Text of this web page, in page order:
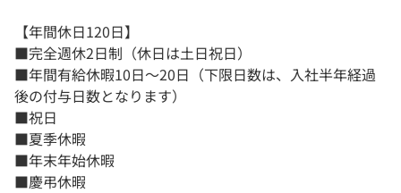
【年間休日120日】
■完全週休2日制（休日は土日祝日）
■年間有給休暇10日～20日（下限日数は、入社半年経過
後の付与日数となります）
■祝日
■夏季休暇
■年末年始休暇
■慶弔休暇